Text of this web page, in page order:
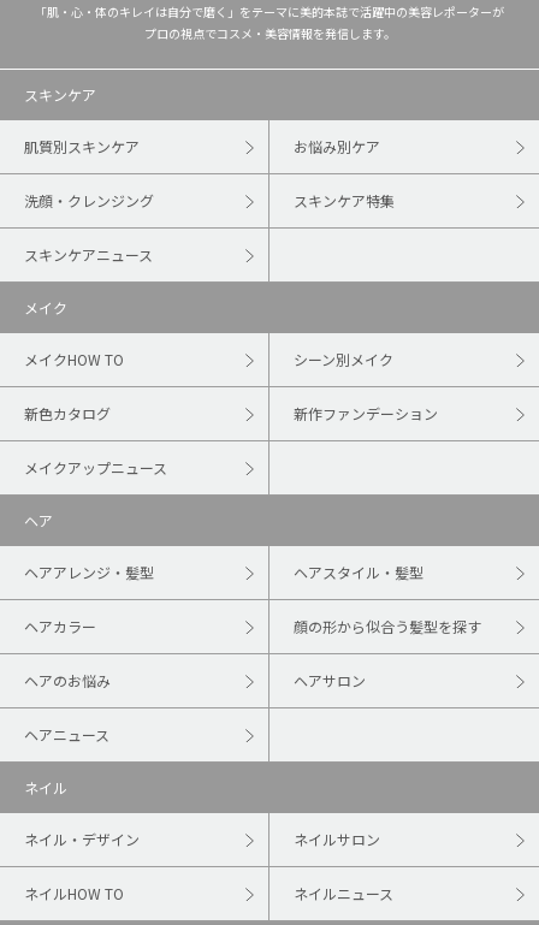
「肌・心・体のキレイは自分で磨く」をテーマに美的本誌で活躍中の美容レポーターが
プロの視点でコスメ・美容情報を発信します。
スキンケア
肌質別スキンケア お悩み別ケア
洗顔・クレンジング スキンケア特集
スキンケアニュース
メイク
メイクHOW TO シーン別メイク
新色カタログ 新作ファンデーション
メイクアップニュース
ヘア
ヘアアレンジ・髪型 ヘアスタイル・髪型
ヘアカラー 顔の形から似合う髪型を探す
ヘアのお悩み ヘアサロン
ヘアニュース
ネイル
ネイル・デザイン ネイルサロン
ネイルHOW TO ネイルニュース